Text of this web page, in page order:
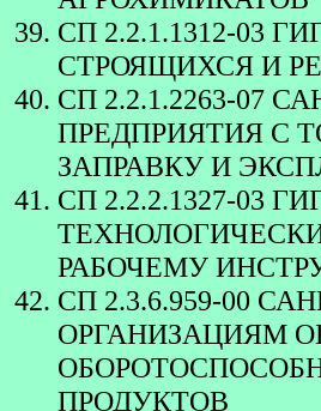
СП 2.2.1.1312-03
СТРОЯЩИХСЯ И
СП 2.2.1.2263-07
ПРЕДПРИЯТИЯ С
ЗАПРАВКУ И
СП 2.2.2.1327-03
РАБОЧЕМУ
СП 2.3.6.959-00
ОРГАНИЗАЦИЯМ
ПРОДУКТОВ